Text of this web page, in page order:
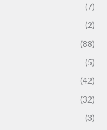
(7)
(2)
(88)
(5)
(42)
(32)
(3)